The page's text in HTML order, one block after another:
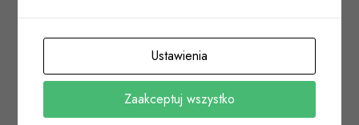
Ustawienia
Zaakceptuj wszystko